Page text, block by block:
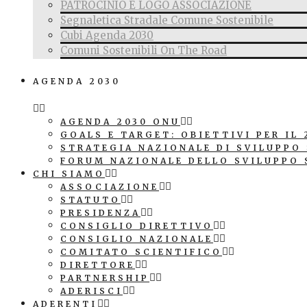
PATROCINIO E LOGO ASSOCIAZIONE
Segnaletica Stradale Comune Sostenibile
Cubi Agenda 2030
Comuni Sostenibili On The Road
AGENDA 2030
AGENDA 2030 ONU
GOALS E TARGET: OBIETTIVI PER IL
STRATEGIA NAZIONALE DI SVILUPPO
FORUM NAZIONALE DELLO SVILUPPO
CHI SIAMO
ASSOCIAZIONE
STATUTO
PRESIDENZA
CONSIGLIO DIRETTIVO
CONSIGLIO NAZIONALE
COMITATO SCIENTIFICO
DIRETTORE
PARTNERSHIP
ADERISCI
ADERENTI